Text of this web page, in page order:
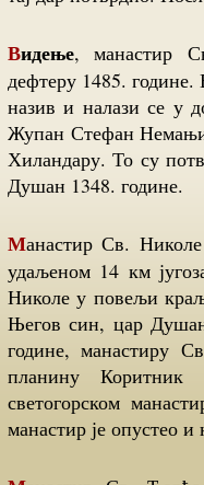
Видење, манастир
дефтеру 1485. године.
назив и налази се у
Жупан Стефан
Хиландару. То су
Душан 1348. године.
Манастир Св.
удаљеном 14 км
Николе у повељи
Његов син, цар
године, манастиру
планину
светогорском
манастир је опустео и